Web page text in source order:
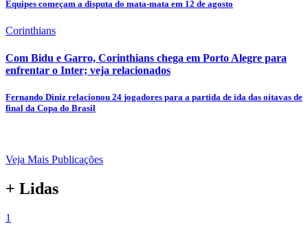
Equipes começam a disputa do mata-mata em 12 de agosto
Corinthians
Com Bidu e Garro, Corinthians chega em Porto Alegre para
enfrentar o Inter; veja relacionados
Fernando Diniz relacionou 24 jogadores para a partida de ida das oitavas de
final da Copa do Brasil
Veja Mais Publicações
+ Lidas
1